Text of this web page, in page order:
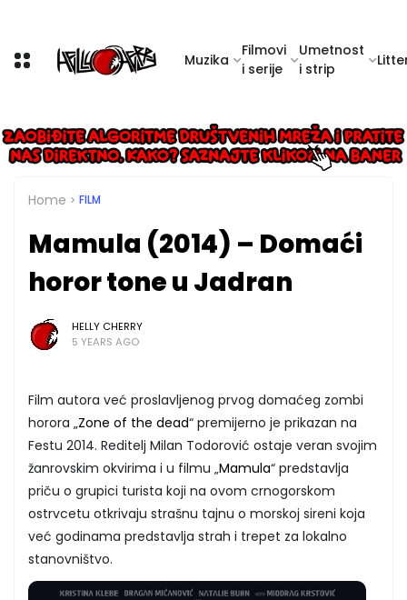
Muzika
Filmovi
i serije
Umetnost
i strip
Home FILM
Mamula (2014) – Domaći
horor tone u Jadran
HELLY CHERRY
5 YEARS AGO
Film autora već proslavljenog prvog domaćeg zombi
horora „Zone of the dead“ premijerno je prikazan na
Festu 2014. Reditelj Milan Todorović ostaje veran svojim
žanrovskim okvirima i u filmu „Mamula“ predstavlja
priču o grupici turista koji na ovom crnogorskom
ostrvcetu otkrivaju strašnu tajnu o morskoj sireni koja
već godinama predstavlja strah i trepet za lokalno
stanovništvo.